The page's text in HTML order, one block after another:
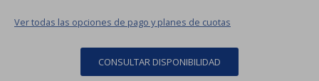
Ver todas las opciones de pago y planes de cuotas
CONSULTAR DISPONIBILIDAD